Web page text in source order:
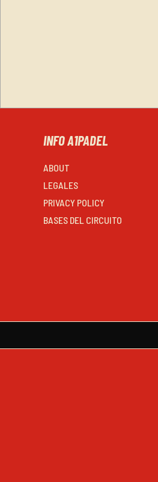
INFO A1PADEL
ABOUT
LEGALES
PRIVACY POLICY
BASES DEL CIRCUITO